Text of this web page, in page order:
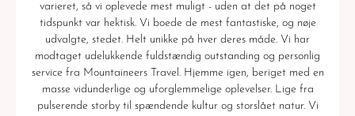
varieret, så vi oplevede mest muligt - uden at det på noget
tidspunkt var hektisk. Vi boede de mest fantastiske, og nøje
udvalgte, stedet. Helt unikke på hver deres måde. Vi har
modtaget udelukkende fuldstændig outstanding og personlig
service fra Mountaineers Travel. Hjemme igen, beriget med en
masse vidunderlige og uforglemmelige oplevelser. Lige fra
pulserende storby til spændende kultur og storslået natur. Vi